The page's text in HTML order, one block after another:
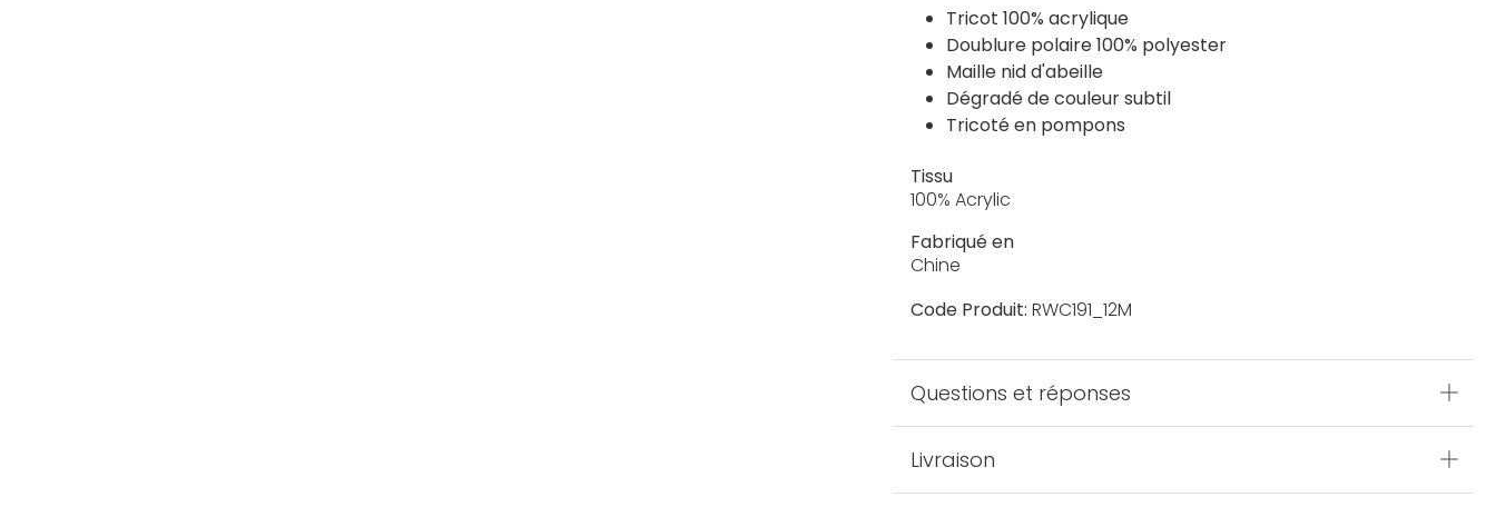
Tricot 100% acrylique
Doublure polaire 100% polyester
Maille nid d'abeille
Dégradé de couleur subtil
Tricoté en pompons
Tissu
100% Acrylic
Fabriqué en
Chine
Code Produit: RWC191_12M
Questions et réponses
Livraison